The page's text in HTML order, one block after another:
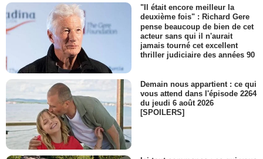
"Il était encore meilleur la
deuxième fois" : Richard Gere
pense beaucoup de bien de cet
acteur sans qui il n'aurait
jamais tourné cet excellent
thriller judiciaire des années 90
Demain nous appartient : ce qui
vous attend dans l'épisode 2264
du jeudi 6 août 2026
[SPOILERS]